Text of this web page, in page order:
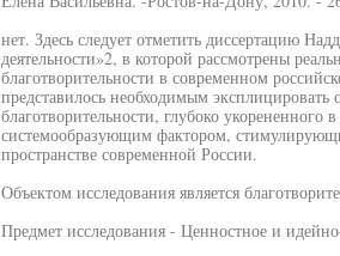
нет. Здесь следует отметить диссертацию
деятельности»2, в которой рассмотрены
благотворительности в современном
представилось необходимым
благотворительности, глубоко укорененного
системообразующим фактором,
пространстве современной России.
Объектом исследования является
Предмет исследования - Ценностное и